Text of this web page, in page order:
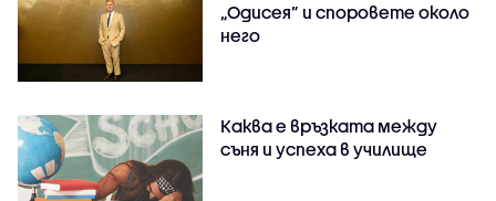
„Одисея” и споровете около
него
Каква е връзката между
съня и успеха в училище